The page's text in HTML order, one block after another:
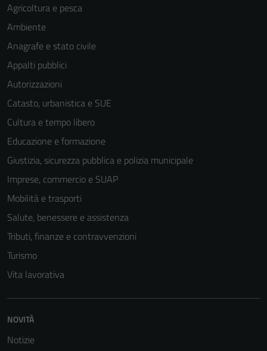
Agricoltura e pesca
Ambiente
Anagrafe e stato civile
Appalti pubblici
Autorizzazioni
Catasto, urbanistica e SUE
Cultura e tempo libero
Educazione e formazione
Giustizia, sicurezza pubblica e polizia municipale
Imprese, commercio e SUAP
Mobilità e trasporti
Salute, benessere e assistenza
Tributi, finanze e contravvenzioni
Turismo
Vita lavorativa
NOVITÀ
Notizie